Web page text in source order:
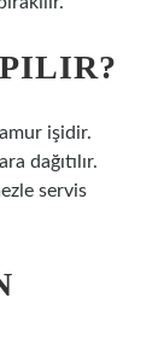
işidir.
dağıtılır.
servis